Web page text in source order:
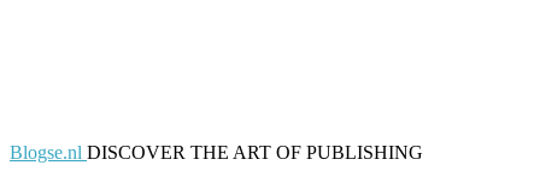
Blogse.nl DISCOVER THE ART OF PUBLISHING